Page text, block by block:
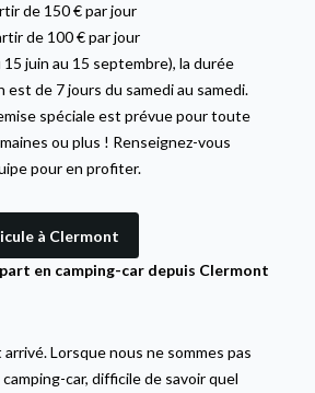
de 150 € par jour
de 100 € par jour
juin au 15 septembre), la durée
est de 7 jours du samedi au samedi.
spéciale est prévue pour toute
ou plus ! Renseignez-vous
pour en profiter.
à Clermont
en camping-car depuis Clermont
Lorsque nous ne sommes pas
car, difficile de savoir quel